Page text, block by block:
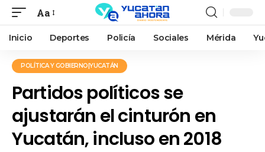
Aa
Inicio Deportes Policía Sociales Mérida
POLÍTICA Y GOBIERNO|YUCATÁN
Partidos políticos se
ajustarán el cinturón en
Yucatán, incluso en 2018